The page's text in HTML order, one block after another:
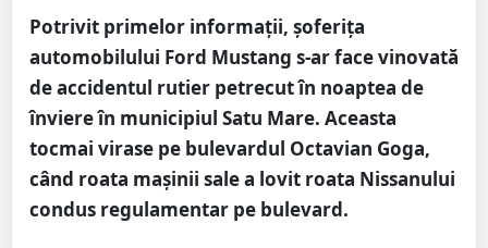
Potrivit primelor informații, șoferița
automobilului Ford Mustang s-ar face vinovată
de accidentul rutier petrecut în noaptea de
înviere în municipiul Satu Mare. Aceasta
tocmai virase pe bulevardul Octavian Goga,
când roata mașinii sale a lovit roata Nissanului
condus regulamentar pe bulevard.